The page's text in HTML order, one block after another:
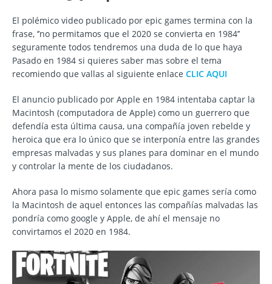
El polémico video publicado por epic games termina con la
frase, ‘’no permitamos que el 2020 se convierta en 1984’’
seguramente todos tendremos una duda de lo que haya
Pasado en 1984 si quieres saber mas sobre el tema
recomiendo que vallas al siguiente enlace CLIC AQUI
El anuncio publicado por Apple en 1984 intentaba captar la
Macintosh (computadora de Apple) como un guerrero que
defendía esta última causa, una compañía joven rebelde y
heroica que era lo único que se interponía entre las grandes
empresas malvadas y sus planes para dominar en el mundo
y controlar la mente de los ciudadanos.
Ahora pasa lo mismo solamente que epic games sería como
la Macintosh de aquel entonces las compañías malvadas las
pondría como google y Apple, de ahí el mensaje no
convirtamos el 2020 en 1984.